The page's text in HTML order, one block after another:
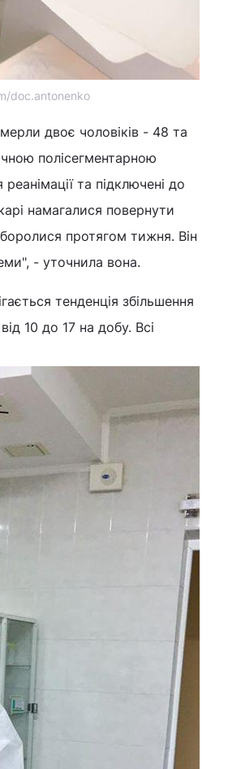
doc.antonenko
двоє чоловіків - 48 та
полісегментарною
та підключені до
намагалися повернути
протягом тижня. Він
- уточнила вона.
тенденція збільшення
10 до 17 на добу. Всі